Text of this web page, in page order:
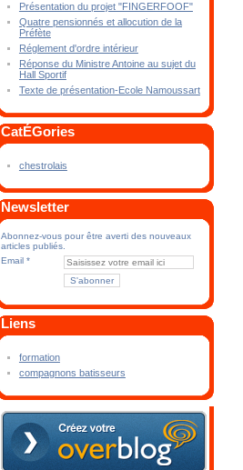
Présentation du projet "FINGERFOOF"
Quatre pensionnés et allocution de la
Préfète
Réglement d'ordre intérieur
Réponse du Ministre Antoine au sujet du
Hall Sportif
Texte de présentation-Ecole Namoussart
CatÉGories
chestrolais
Newsletter
Abonnez-vous pour être averti des nouveaux
articles publiés.
Email
Liens
formation
compagnons batisseurs